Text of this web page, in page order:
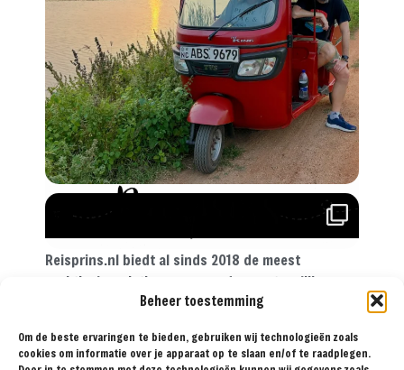
Beheer toestemming
Om de beste ervaringen te bieden, gebruiken wij technologieën zoals
cookies om informatie over je apparaat op te slaan en/of te raadplegen.
Reisprins.nl biedt al sinds 2018 de meest
praktische reistips aan voor de avontuurlijke
reiziger. Met onze tips, reisroutes en